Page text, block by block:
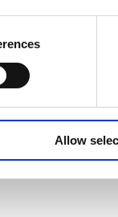
Allow
postnummer